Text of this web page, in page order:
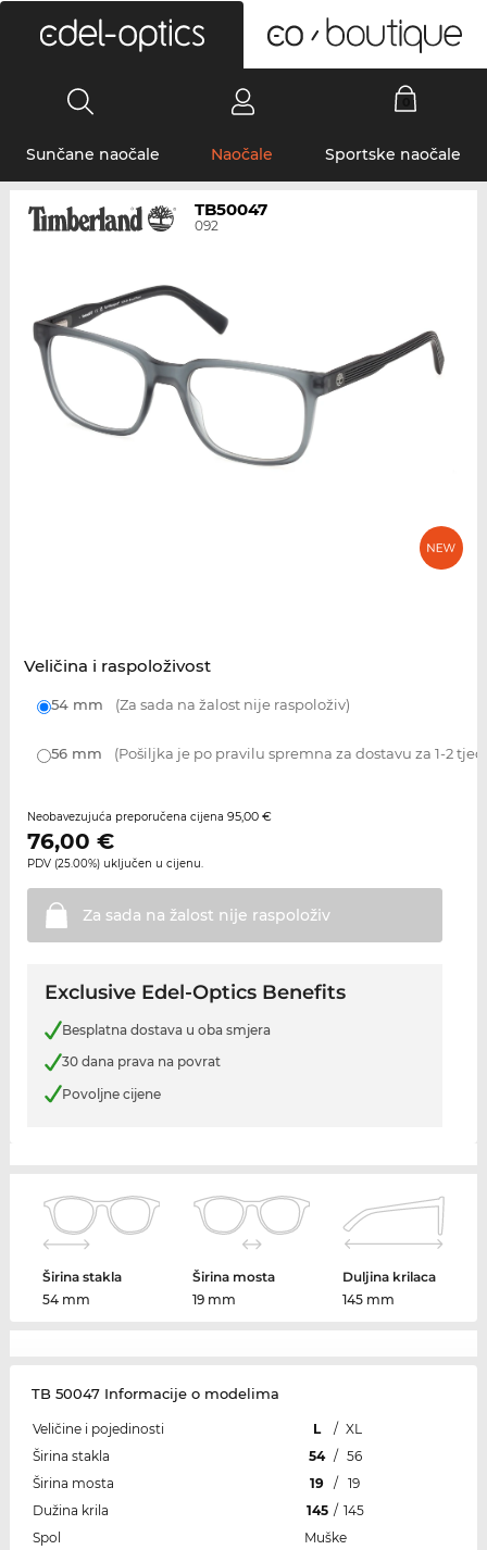
Sunčane naočale Naočale Sportske naočale
TB50047
092
Veličina i raspoloživost
54 mm (Za sada na žalost nije raspoloživ)
56 mm (Pošiljka je po pravilu spremna za dostavu za 1-2
Neobavezujuća preporučena cijena 95,00 €
76,00 €
PDV (25.00%) uključen u cijenu.
Za sada na žalost nije raspoloživ
Exclusive Edel-Optics Benefits
Besplatna dostava u oba smjera
30 dana prava na povrat
Povoljne cijene
Širina stakla
54 mm
Širina mosta
19 mm
Duljina krilaca
145 mm
TB 50047 Informacije o modelima
Veličine i pojedinosti L / XL
Širina stakla
54 / 56
Širina mosta
19 /
19
Dužina krila
145 / 145
Spol
Muške